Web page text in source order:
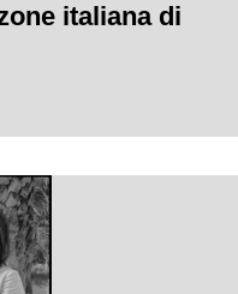
italiana di